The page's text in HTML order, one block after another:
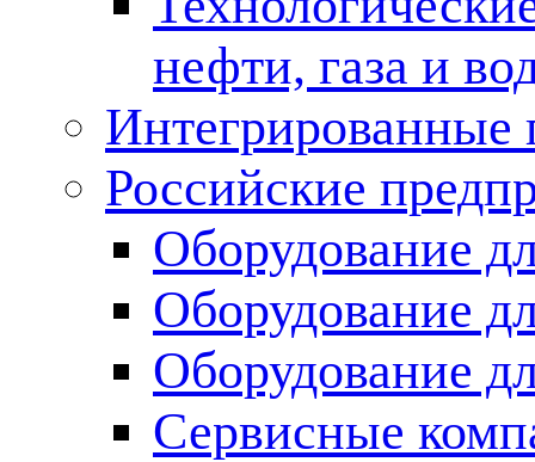
нефти, газа и
Российские
Оборудование
Оборудование
Оборудование
Сервисные